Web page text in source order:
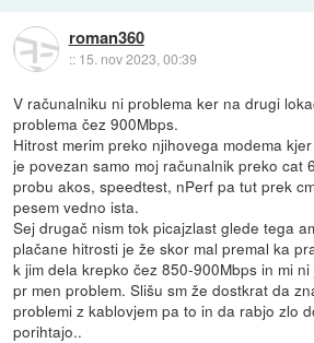
roman360
:: 15. nov 2023, 00:39
V računalniku ni problema ker na drugi
problema čez 900Mbps.
Hitrost merim preko njihovega modema
je povezan samo moj računalnik preko cat
probu akos, speedtest, nPerf pa tut prek
pesem vedno ista.
Sej drugač nism tok picajzlast glede tega
plačane hitrosti je že skor mal premal ka
k jim dela krepko čez 850-900Mbps in mi
pr men problem. Slišu sm že dostkrat da
problemi z kablovjem pa to in da rabjo zlo
porihtajo..